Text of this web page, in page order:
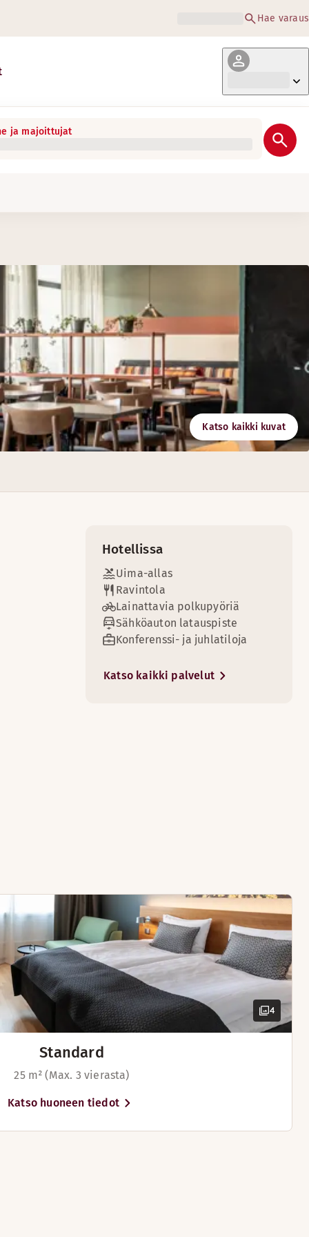
Hae varaus
ja majoittujat
Katso kaikki kuvat
Hotellissa
Uima-allas
Ravintola
Lainattavia polkupyöriä
Sähköauton latauspiste
Konferenssi- ja juhlatiloja
Katso kaikki palvelut
4
Standard
25 m² (Max. 3 vierasta)
Katso huoneen tiedot